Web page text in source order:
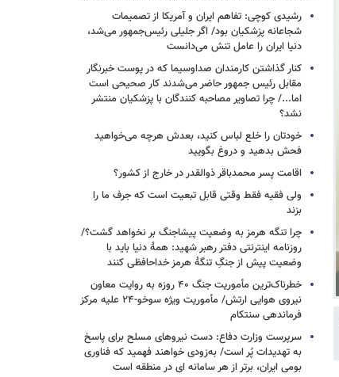
رشیدی کوچی: تفاهم ایران و آمریکا از تصمیمات
شجاعانه پزشکیان بود/ اگر جلیلی رئیس‌جمهور می‌شد،
دنیا ایران را عامل تنش می‌دانست
کنار گذاشتن کارمندان صداوسیما که در پوست خبرنگار
مقابل رئیس جمهور حاضر می‌شدند کار صحیحی است
اما.../ چرا تصاویر مصاحبه کنندگان با پزشکیان منتشر
نشد؟
خودتان را خلع لباس کنید، بعدش هرچه می‌خواهید
فحش بدهید و دروغ بگویید
اقامت پسر محمدباقر ذوالقدر در خارج از کشور؟
ولی فقیه فقط وقتی قابل تبعیت است که جرف ما را
بزند
چرا تنگه هرمز به وضعیت پیشاجنگ بر نخواهد گشت؟/
روزنامه اینترنتی دفتر رهبر شهید: همۀ دنیا باید با
وضعیت پیش از جنگِ تنگۀ هرمز خداحافظی کنند
خطرناک‌ترین مأموریت جنگ ۴۰ روزه به روایت معاون
نیروی هوایی ارتش/ مأموریت ویژه سوخو-۲۴ علیه مرکز
فرماندهی سنتکام
سرپرست وزارت دفاع: دست نیروهای مسلح برای پاسخ
به تهدیدات پُر است/ به‌زودی خواهند فهمید که فناوری
بومی ایران، برتر از هر سامانه ای در منطقه است